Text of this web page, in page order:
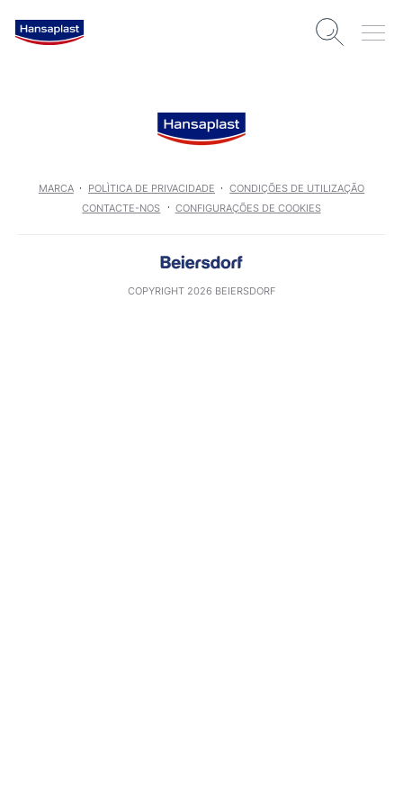
MARCA POLÌTICA DE PRIVACIDADE
CONDIÇÕES DE UTILIZAÇÃO
CONTACTE-NOS
CONFIGURAÇÕES DE COOKIES
COPYRIGHT 2026 BEIERSDORF